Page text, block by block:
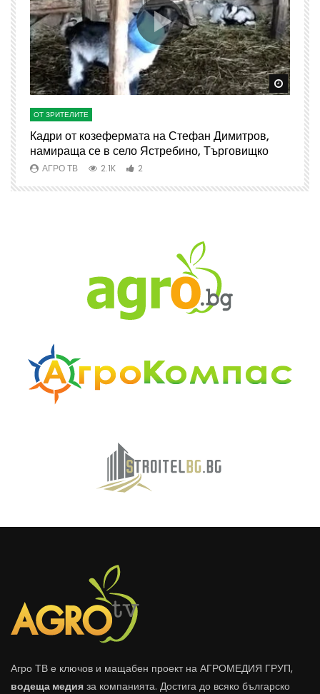
Watch Later Watch
ОТ ЗРИТЕЛИТЕ
Кадри от козефермата на Стефан Димитров,
намираща се в село Ястребино, Търговищко
АГРО ТВ 2.1K 2
Агро ТВ е ключов и мащабен проект на АГРОМЕДИЯ ГРУП,
водеща медия за компанията. Достига до всяко българско